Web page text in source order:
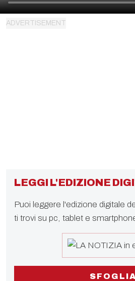
LEGGI L'EDIZIONE
Puoi leggere l'edizione digitale
ti trovi su pc, tablet e
SFOGLIA